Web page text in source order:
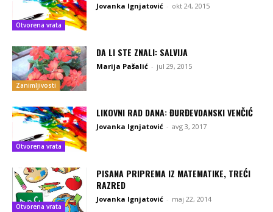
Otvorena vrata
Jovanka Ignjatović - okt 24, 2015
Zanimljivosti
DA LI STE ZNALI: SALVIJA
Marija Pašalić - jul 29, 2015
Otvorena vrata
LIKOVNI RAD DANA: ĐURĐEVDANSKI VENČIĆ
Jovanka Ignjatović - avg 3, 2017
Otvorena vrata
PISANA PRIPREMA IZ MATEMATIKE, TREĆI
RAZRED
Jovanka Ignjatović - maj 22, 2014